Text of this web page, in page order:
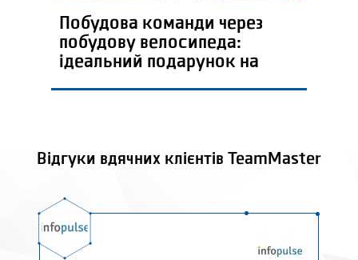
Побудова команди через
побудову велосипеда:
ідеальний подарунок на
Відгуки вдячних клієнтів TeamMaster